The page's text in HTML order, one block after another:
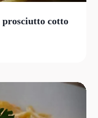
cotto